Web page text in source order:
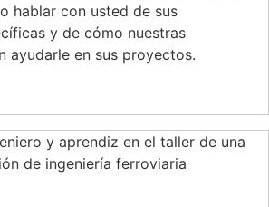
hablar con usted de sus
y de cómo nuestras
ayudarle en sus proyectos.